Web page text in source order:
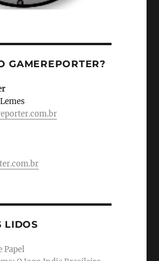
GAMEREPORTER?
LIDOS
Papel